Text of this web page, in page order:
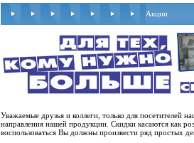
Акции
Уважаемые друзья и коллеги, только для посетителей
направления нашей продукции. Скидки касаются как
воспользоваться Вы должны произвести ряд простых